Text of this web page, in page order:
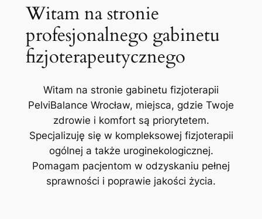
Witam na stronie
profesjonalnego gabinetu
fizjoterapeutycznego
Witam na stronie gabinetu fizjoterapii
PelviBalance Wrocław, miejsca, gdzie Twoje
zdrowie i komfort są priorytetem.
Specjalizuję się w kompleksowej fizjoterapii
ogólnej a także uroginekologicznej.
Pomagam pacjentom w odzyskaniu pełnej
sprawności i poprawie jakości życia.